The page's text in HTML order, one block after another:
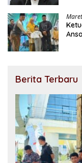
Berita Terbaru